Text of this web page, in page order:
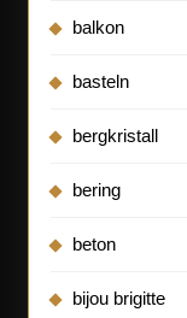
balkon
basteln
bergkristall
bering
beton
bijou brigitte